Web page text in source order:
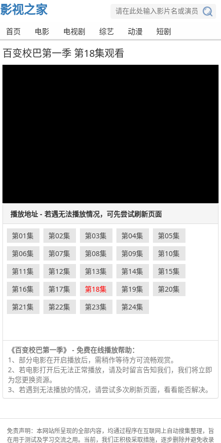
影视之家
首页 电影 电视剧 综艺 动漫 短剧
百变校巴第一季 第18集观看
播放地址 - 若遇无法播放情况，可先尝试刷新页面
第01集 第02集 第03集 第04集
第05集
第06集
第07集 第08集 第09集
第10集
第11集
第12集 第13集 第14集
第15集
第16集
第17集 第18集 第19集
第20集
第21集
第22集 第23集 第24集
《百变校巴第一季》 - 免费在线播放帮助：
1、部分电影在开启播放后，需稍作等待方可流畅观赏。
2、若电影打开后无法正常播放，请及时留言告知我们，我们将立即
为您更换资源。
3、若遇到无法播放的情况，请尝试多次刷新页面，看看能否解决。
免责声明：本网站所呈现的全部内容，均通过程序在互联网上自动搜集整理，旨
在用于测试及学习交流之用。当前，我们正积极采取措施，逐步删除并避免收录